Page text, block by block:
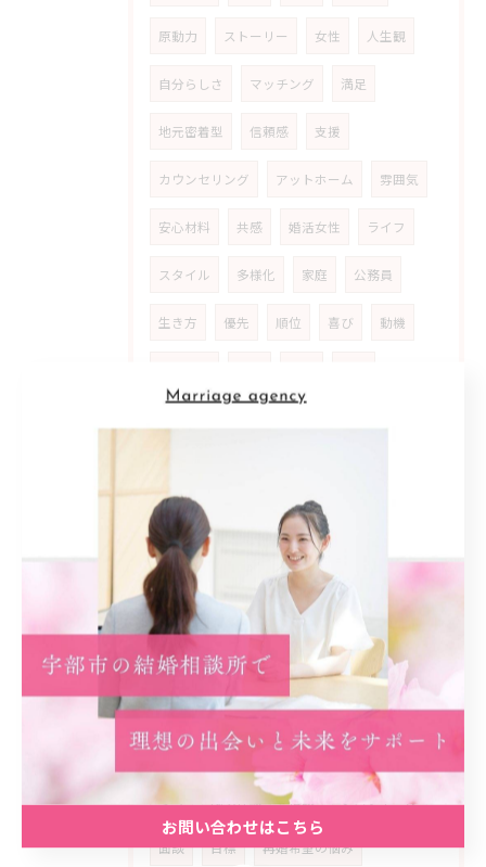
原動力 ストーリー 女性 人生観
自分らしさ マッチング 満足
地元密着型 信頼感 支援
カウンセリング アットホーム 雰囲気
安心材料 共感 婚活女性 ライフ
スタイル 多様化 家庭 公務員
生き方 優先 順位 喜び 動機
コミュニティ 実践 計画
アピール 考え方
見極める 失敗体験
ポジティブ思考 婚活の動機 希望
価値観 安心
活動 関係性 条件 アドバイス
相談 プロフィール
面談 目標 再婚希望の悩み
お問い合わせはこちら